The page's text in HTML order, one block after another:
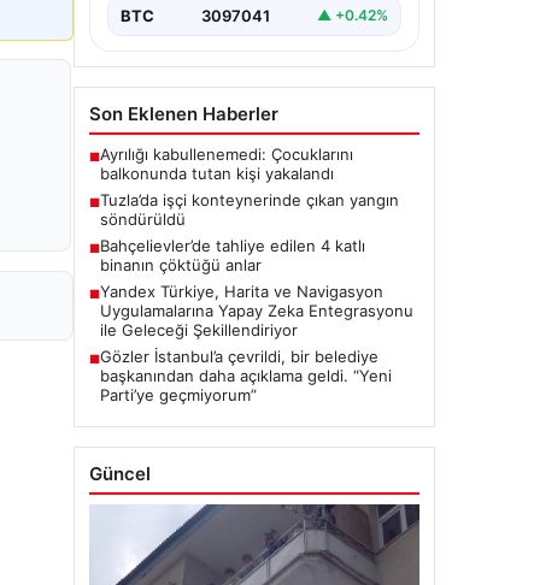
BTC 3097041 ▲ +0.42%
Son Eklenen Haberler
■Ayrılığı kabullenemedi: Çocuklarını
balkonunda tutan kişi yakalandı
■Tuzla’da işçi konteynerinde çıkan yangın
söndürüldü
■Bahçelievler’de tahliye edilen 4 katlı
binanın çöktüğü anlar
■Yandex Türkiye, Harita ve Navigasyon
Uygulamalarına Yapay Zeka Entegrasyonu
ile Geleceği Şekillendiriyor
■Gözler İstanbul’a çevrildi, bir belediye
başkanından daha açıklama geldi. “Yeni
Parti’ye geçmiyorum”
Güncel